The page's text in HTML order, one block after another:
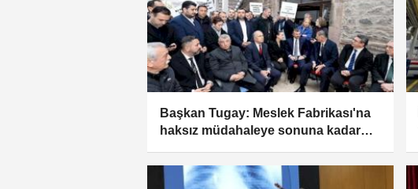
Başkan Tugay: Meslek Fabrikası'na
haksız müdahaleye sonuna kadar